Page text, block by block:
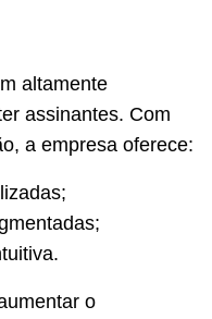
altamente
assinantes. Com
a empresa oferece:
o